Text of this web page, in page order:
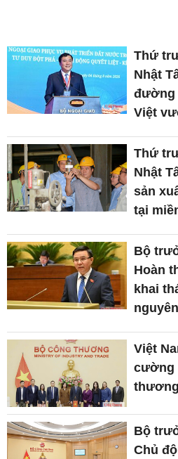
Thứ
Nhật
đường
Việt
Thứ
Nhật
sản
tại
Bộ
Hoàn
khai
Việt
cường
Bộ
Chủ